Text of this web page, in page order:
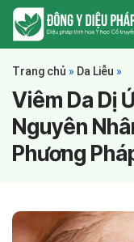
Trang chủ » Da Liễu »
Viêm Da Dị
Nguyên
Phương